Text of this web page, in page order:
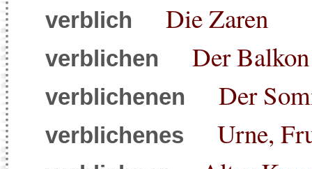
verblich Die Zaren
verblichen Der Balkon
verblichenen Der
verblichenes Urne,